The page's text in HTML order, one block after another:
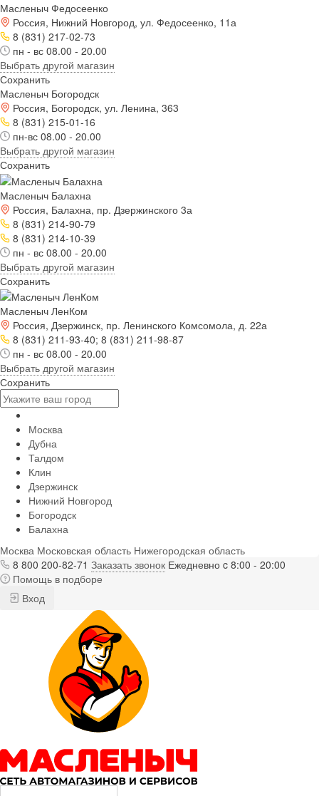
Масленыч Федосеенко
Россия, Нижний Новгород, ул. Федосеенко, 11а
8 (831) 217-02-73
пн - вс 08.00 - 20.00
Выбрать другой магазин
Сохранить
Масленыч Богородск
Россия, Богородск, ул. Ленина, 363
8 (831) 215-01-16
пн-вс 08.00 - 20.00
Выбрать другой магазин
Сохранить
Масленыч Балахна
Россия, Балахна, пр. Дзержинского 3а
8 (831) 214-90-79
8 (831) 214-10-39
пн - вс 08.00 - 20.00
Выбрать другой магазин
Сохранить
Масленыч ЛенКом
Россия, Дзержинск, пр. Ленинского Комсомола, д. 22а
8 (831) 211-93-40; 8 (831) 211-98-87
пн - вс 08.00 - 20.00
Выбрать другой магазин
Сохранить
Москва
Дубна
Талдом
Клин
Дзержинск
Нижний Новгород
Богородск
Балахна
Москва Московская область Нижегородская область
8 800 200-82-71 Заказать звонок Ежедневно c 8:00 - 20:00
Помощь в подборе
Вход